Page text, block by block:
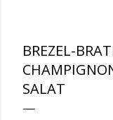
BREZEL-
SALAT